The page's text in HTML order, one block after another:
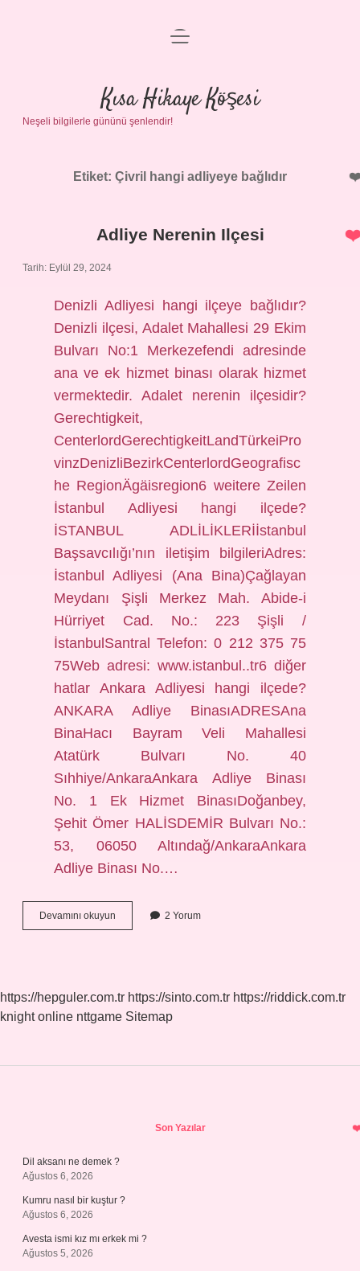
Anasayfa
Gizlilik Politikası
Yasal Uyarı
menüyü
Kısa Hikaye Köşesi
Neşeli bilgilerle gününü şenlendir!
Etiket: Çivril hangi adliyeye bağlıdır
Adliye Nerenin Ilçesi
Tarih: Eylül 29, 2024
Denizli Adliyesi hangi ilçeye bağlıdır?
Denizli ilçesi, Adalet Mahallesi 29 Ekim
Bulvarı No:1 Merkezefendi adresinde
ana ve ek hizmet binası olarak hizmet
vermektedir. Adalet nerenin ilçesidir?
Gerechtigkeit,
CenterlordGerechtigkeitLandTürkeiPro
vinzDenizliBezirkCenterlordGeografisc
he RegionÄgäisregion6 weitere Zeilen
İstanbul Adliyesi hangi ilçede?
İSTANBUL ADLİLİKLERİİstanbul
Başsavcılığı’nın iletişim bilgileriAdres:
İstanbul Adliyesi (Ana Bina)Çağlayan
Meydanı Şişli Merkez Mah. Abide-i
Hürriyet Cad. No.: 223 Şişli /
İstanbulSantral Telefon: 0 212 375 75
75Web adresi: www.istanbul..tr6 diğer
hatlar Ankara Adliyesi hangi ilçede?
ANKARA Adliye BinasıADRESAna
BinaHacı Bayram Veli Mahallesi
Atatürk Bulvarı No. 40
Sıhhiye/AnkaraAnkara Adliye Binası
No. 1 Ek Hizmet BinasıDoğanbey,
Şehit Ömer HALİSDEMİR Bulvarı No.:
53, 06050 Altındağ/AnkaraAnkara
Adliye Binası No.…
Devamını okuyun
Nerenin
2 Yorum
https://hepguler.com.tr https://sinto.com.tr https://riddick.com.tr
knight online nttgame Sitemap
Son Yazılar
Dil aksanı ne demek ?
Ağustos 6, 2026
Kumru nasıl bir kuştur ?
Ağustos 6, 2026
Avesta ismi kız mı erkek mi ?
Ağustos 5, 2026